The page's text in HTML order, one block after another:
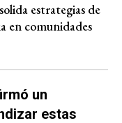
estrategias de
en comunidades
un
estas